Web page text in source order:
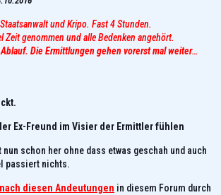
und Kripo. Fast 4 Stunden.
Zeit genommen und alle Bedenken angehört.
Die Ermittlungen gehen vorerst mal weiter…
Ex-Freund im Visier der Ermittler fühlen
nun schon her ohne dass etwas geschah und auch
passiert nichts.
diesen Andeutungen in diesem Forum durch